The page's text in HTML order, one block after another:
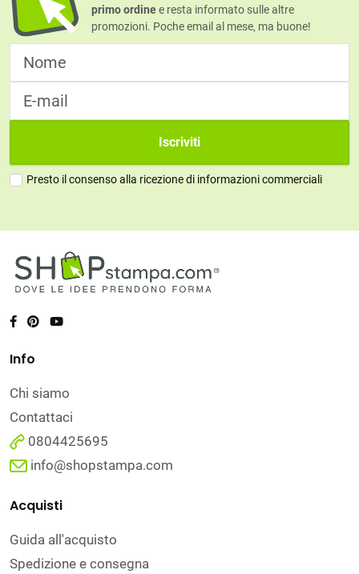
primo ordinee resta informato sulle altre
promozioni. Poche email al mese, ma buone!
Iscriviti
Presto il consenso alla ricezione di informazioni commerciali
Info
Chi siamo
Contattaci
0804425695
info@shopstampa.com
Acquisti
Guida all'acquisto
Spedizione e consegna